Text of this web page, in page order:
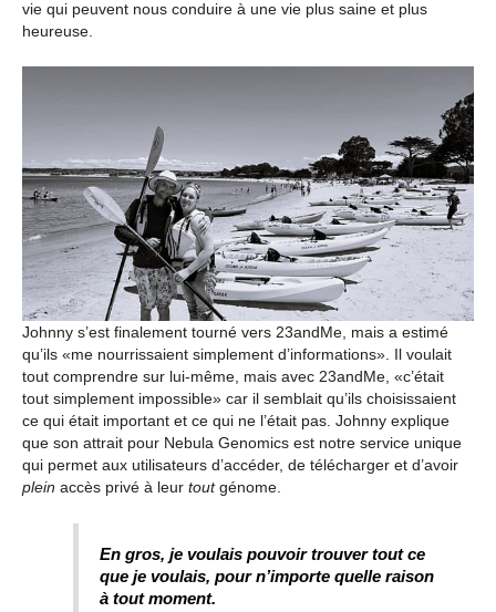
vie qui peuvent nous conduire à une vie plus saine et plus
heureuse.
Johnny s’est finalement tourné vers 23andMe, mais a estimé
qu’ils «me nourrissaient simplement d’informations». Il voulait
tout comprendre sur lui-même, mais avec 23andMe, «c’était
tout simplement impossible» car il semblait qu’ils choisissaient
ce qui était important et ce qui ne l’était pas. Johnny explique
que son attrait pour Nebula Genomics est notre service unique
qui permet aux utilisateurs d’accéder, de télécharger et d’avoir
plein accès privé à leur toutgénome.
En gros, je voulais pouvoir trouver tout ce
que je voulais, pour n’importe quelle raison
à tout moment.